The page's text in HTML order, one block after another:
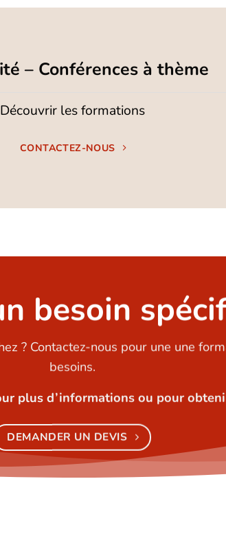
– Conférences à thème
Découvrir les formations
CONTACTEZ-NOUS
besoin
? Contactez-nous pour une une
besoins.
plus d’informations ou pour
DEMANDER UN DEVIS